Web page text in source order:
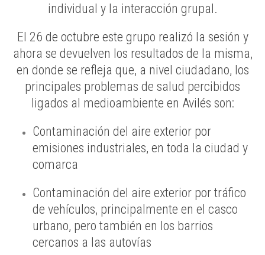
individual y la interacción grupal.
El 26 de octubre este grupo realizó la sesión y
ahora se devuelven los resultados de la misma,
en donde se refleja que, a nivel ciudadano, los
principales problemas de salud percibidos
ligados al medioambiente en Avilés son:
Contaminación del aire exterior por
emisiones industriales, en toda la ciudad y
comarca
Contaminación del aire exterior por tráfico
de vehículos, principalmente en el casco
urbano, pero también en los barrios
cercanos a las autovías